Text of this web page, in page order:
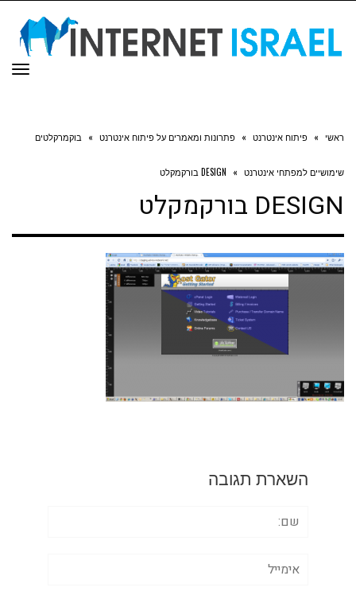
ראשי » פיתוח אינטרנט » פתרונות ומאמרים על פיתוח אינטרנט » בוקמרקלטים
שימושיים למפתחי אינטרנט » DESIGN בורקמקלט
DESIGN בורקמקלט
השארת תגובה